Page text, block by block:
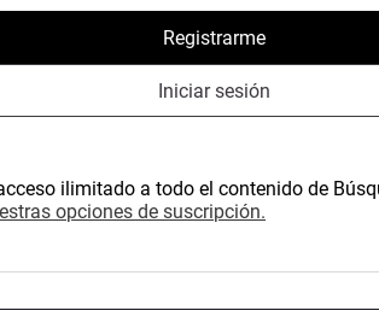
Registrarme
Iniciar sesión
ilimitado a todo el contenido de
opciones de suscripción.